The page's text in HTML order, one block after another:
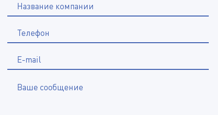
Название компании
Телефон
E-mail
Ваше сообщение